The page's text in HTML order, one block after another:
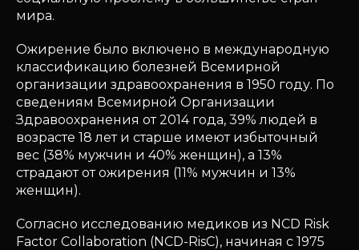
мира.
Ожирение было включено в международную
классификацию болезней Всемирной
организации здравоохранения в 1950 году. По
сведениям Всемирной Организации
Здравоохранения от 2014 года, 39% людей в
возрасте 18 лет и старше имеют избыточный
вес (38% мужчин и 40% женщин), а 13%
страдают от ожирения (11% мужчин и 13%
женщин).
Согласно исследованию медиков из NCD Risk
Factor Collaboration (NCD-RisC), начиная с 1975